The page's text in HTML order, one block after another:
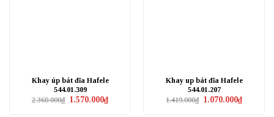
Khay úp bát đĩa Hafele
544.01.309
2.360.000₫ Giá
1.570.000₫Giá
hiện
Khay up bát đĩa Hafele
544.01.207
1.419.000₫ Giá
1.070.000₫Giá
hiện